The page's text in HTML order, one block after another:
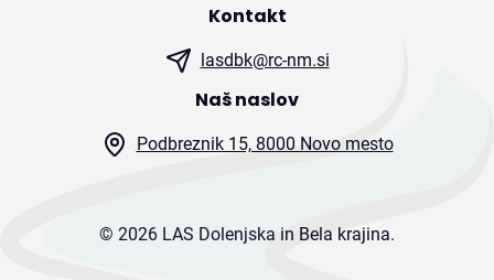
Kontakt
lasdbk@rc-nm.si
Naš naslov
Podbreznik 15, 8000 Novo mesto
© 2026 LAS Dolenjska in Bela krajina.